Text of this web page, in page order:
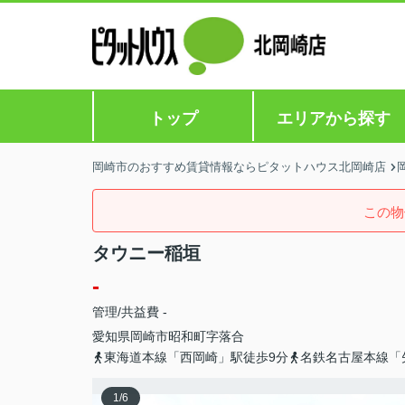
トップ エリアから探す
岡崎市のおすすめ賃貸情報ならピタットハウス北岡崎店
この
タウニー稲垣
-
管理/共益費 -
愛知県岡崎市昭和町字落合
東海道本線「西岡崎」駅徒歩9分
名鉄名古屋本線
1/6